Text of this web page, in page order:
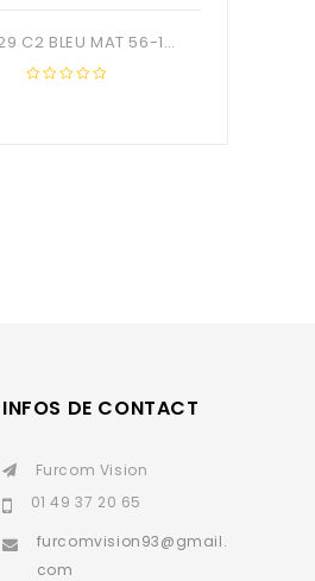
DN1029 C2 BLEU MAT 56-18-142 DONNA + ETUI
INFOS DE CONTACT
Furcom Vision
01 49 37 20 65
furcomvision93@gmail.
com